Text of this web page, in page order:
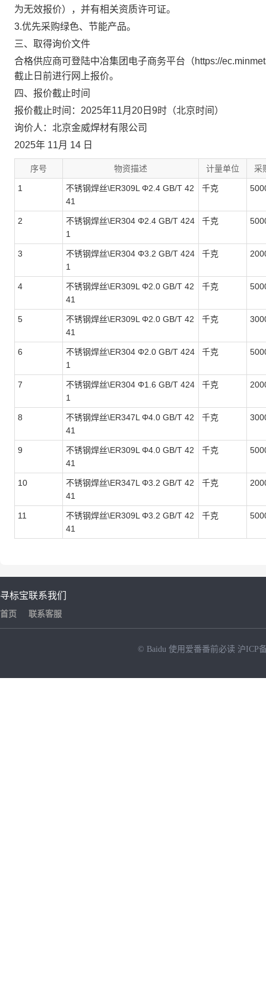
为无效报价），并有相关资质许可证。
3.优先采购绿色、节能产品。
三、取得询价文件
合格供应商可登陆中冶集团电子商务平台 （https://
截止日前进行网上报价。
四、报价截止时间
报价截止时间： 2025年11月 20 日 9时（北京时间）
询价人：北京金威焊材有限公司
2025年 11月 14 日
序号 物资描述 计量单位 采
1
不锈钢焊丝\ER309L Φ2.4 GB/T 42
41
千克
2
不锈钢焊丝\ER304 Φ2.4 GB/T 424
1
千克
3
不锈钢焊丝\ER304 Φ3.2 GB/T 424
1
千克
4
不锈钢焊丝\ER309L Φ2.0 GB/T 42
41
千克
5
不锈钢焊丝\ER309L Φ2.0 GB/T 42
41
千克
6
不锈钢焊丝\ER304 Φ2.0 GB/T 424
1
千克
7
不锈钢焊丝\ER304 Φ1.6 GB/T 424
1
千克
8
不锈钢焊丝\ER347L Φ4.0 GB/T 42
41
千克
9
不锈钢焊丝\ER309L Φ4.0 GB/T 42
41
千克
10
不锈钢焊丝\ER347L Φ3.2 GB/T 42
41
千克
11
不锈钢焊丝\ER309L Φ3.2 GB/T 42
41
千克
寻标宝
首页
联系我们
联系客服
© Baidu 使用爱番番前必读 沪ICP